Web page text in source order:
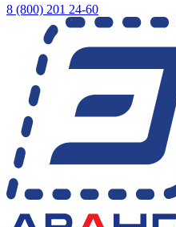
8 (800) 201 24-60